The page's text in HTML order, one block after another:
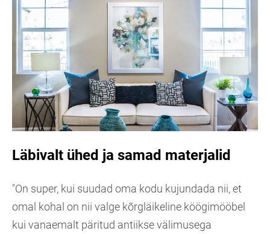
Läbivalt ühed ja samad materjalid
"On super, kui suudad oma kodu kujundada nii, et
omal kohal on nii valge kõrgläikeline köögimööbel
kui vanaemalt päritud antiikse välimusega